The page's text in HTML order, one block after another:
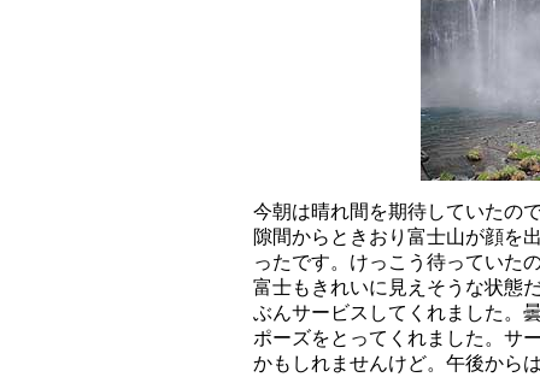
今朝は晴れ間を期待していたの
隙間からときおり富士山が顔を
ったです。けっこう待っていた
富士もきれいに見えそうな状態
ぶんサービスしてくれました。
ポーズをとってくれました。サ
かもしれませんけど。午後から